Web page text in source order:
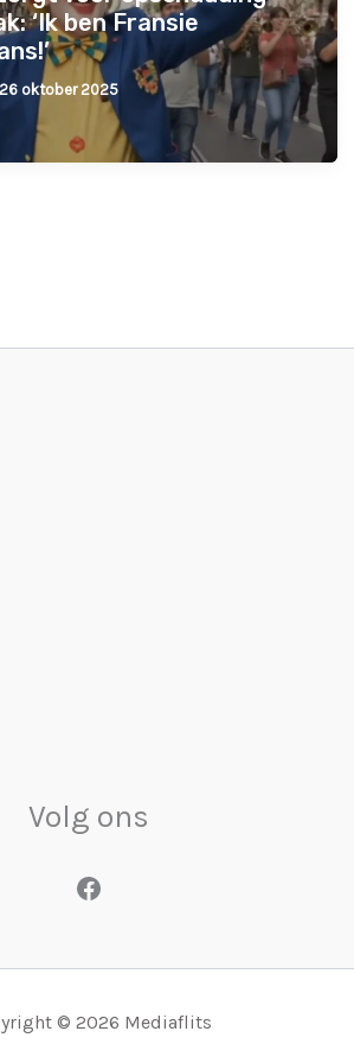
‘Ik ben Fransie
26 oktober 2025
Volg ons
Facebook
© 2026 Mediaflits